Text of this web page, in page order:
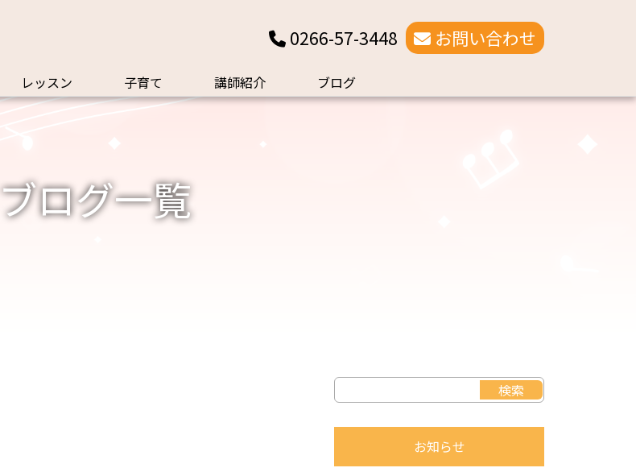
0266-57-3448 お問い合わせ
レッスン 子育て 講師紹介 ブログ
ブログ一覧
お知らせ